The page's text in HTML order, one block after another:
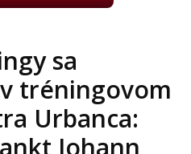
sa
tréningovom
Urbanca: